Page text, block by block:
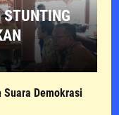
Demokrasi